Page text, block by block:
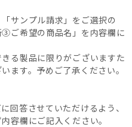
サンプル請求」をご選択の
ご希望の商品名」を内容欄に
る製品に限りがございますた
ます。予めご了承ください。
回答させていただけるよう、
容欄にご記入ください。